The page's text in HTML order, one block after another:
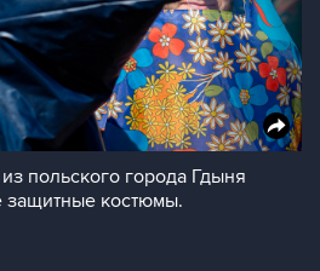
польского города Гдыня
защитные костюмы.